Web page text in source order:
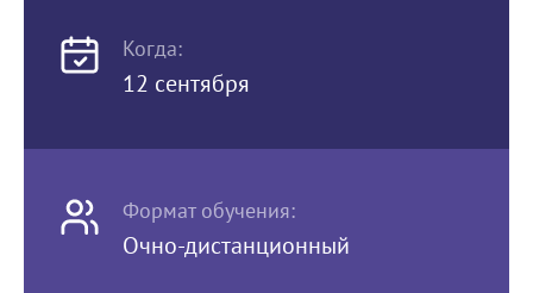
Когда:
12 сентября
Формат обучения:
Очно-дистанционный